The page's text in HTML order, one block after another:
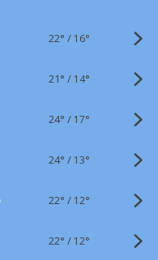
22° / 16°
21° / 14°
24° / 17°
24° / 13°
22° / 12°
22° / 12°